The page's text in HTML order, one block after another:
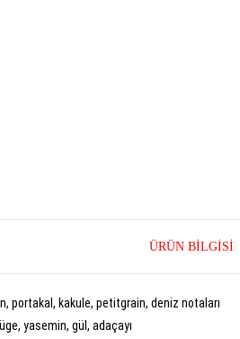
ÜRÜN BILGISI
portakal, kakule, petitgrain, deniz notaları
yasemin, gül, adaçayı